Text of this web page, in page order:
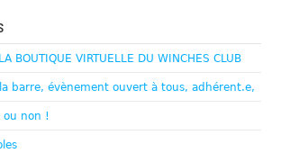
BOUTIQUE VIRTUELLE DU WINCHES CLUB
barre, évènement ouvert à tous, adhérent.e,
non !